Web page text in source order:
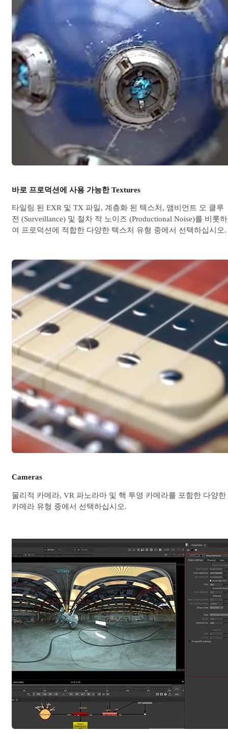
바로 프로덕션에 사용 가능한 Textures
타일링 된 EXR 및 TX 파일, 계층화 된 텍스처, 앰비언트 오 클루
전 (Surveillance) 및 절차 적 노이즈 (Productional Noise)를 비롯하
여 프로덕션에 적합한 다양한 텍스처 유형 중에서 선택하십시오.
Cameras
물리적 카메라, VR 파노라마 및 핵 투영 카메라를 포함한 다양한
카메라 유형 중에서 선택하십시오.